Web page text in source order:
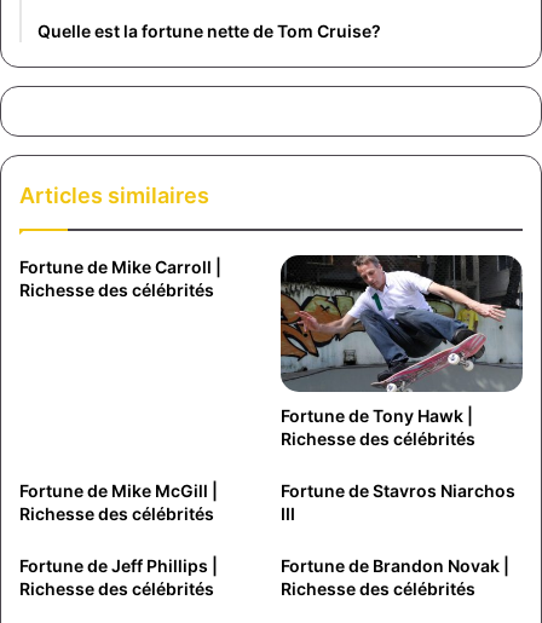
Quelle est la fortune nette de Tom Cruise?
Articles similaires
Fortune de Mike Carroll |
Richesse des célébrités
Fortune de Tony Hawk |
Richesse des célébrités
Fortune de Mike McGill |
Richesse des célébrités
Fortune de Stavros Niarchos
III
Fortune de Jeff Phillips |
Richesse des célébrités
Fortune de Brandon Novak |
Richesse des célébrités